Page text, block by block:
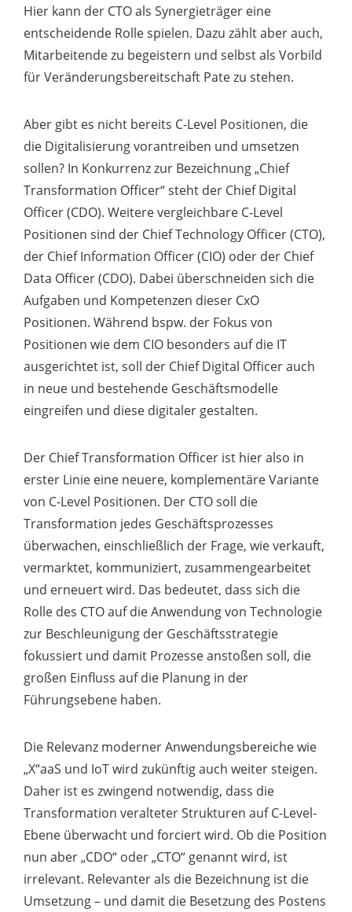
Hier kann der CTO als Synergieträger eine
entscheidende Rolle spielen. Dazu zählt aber auch,
Mitarbeitende zu begeistern und selbst als Vorbild
für Veränderungsbereitschaft Pate zu stehen.
Aber gibt es nicht bereits C-Level Positionen, die
die Digitalisierung vorantreiben und umsetzen
sollen? In Konkurrenz zur Bezeichnung „Chief
Transformation Officer“ steht der Chief Digital
Officer (CDO). Weitere vergleichbare C-Level
Positionen sind der Chief Technology Officer (CTO),
der Chief Information Officer (CIO) oder der Chief
Data Officer (CDO). Dabei überschneiden sich die
Aufgaben und Kompetenzen dieser CxO
Positionen. Während bspw. der Fokus von
Positionen wie dem CIO besonders auf die IT
ausgerichtet ist, soll der Chief Digital Officer auch
in neue und bestehende Geschäftsmodelle
eingreifen und diese digitaler gestalten.
Der Chief Transformation Officer ist hier also in
erster Linie eine neuere, komplementäre Variante
von C-Level Positionen. Der CTO soll die
Transformation jedes Geschäftsprozesses
überwachen, einschließlich der Frage, wie verkauft,
vermarktet, kommuniziert, zusammengearbeitet
und erneuert wird. Das bedeutet, dass sich die
Rolle des CTO auf die Anwendung von Technologie
zur Beschleunigung der Geschäftsstrategie
fokussiert und damit Prozesse anstoßen soll, die
großen Einfluss auf die Planung in der
Führungsebene haben.
Die Relevanz moderner Anwendungsbereiche wie
„X“aaS und IoT wird zukünftig auch weiter steigen.
Daher ist es zwingend notwendig, dass die
Transformation veralteter Strukturen auf C-Level-
Ebene überwacht und forciert wird. Ob die Position
nun aber „CDO“ oder „CTO“ genannt wird, ist
irrelevant. Relevanter als die Bezeichnung ist die
Umsetzung – und damit die Besetzung des Postens